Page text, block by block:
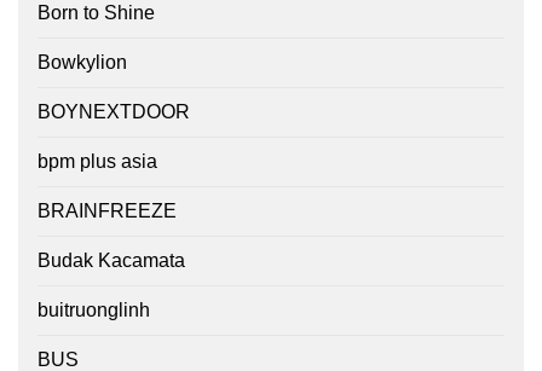
Born to Shine
Bowkylion
BOYNEXTDOOR
bpm plus asia
BRAINFREEZE
Budak Kacamata
buitruonglinh
BUS